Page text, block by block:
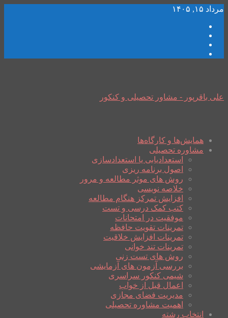
مرداد ۱۵, ۱۴۰۵
علی باقرپور - مشاور تحصیلی و کنکور
همایش‌ها و کارگاه‌ها
مشاوره تحصیلی
استعدادیابی یا استعدادسازی
اصول برنامه ریزی
روش های موثر مطالعه و مرور
خلاصه نویسی
افزایش تمرکز هنگام مطالعه
کتب کمک درسی و تست
موفقیت در امتحانات
تمرینات تقویت حافظه
تمرینات افزایش خلاقیت
تمرینات تند خوانی
روش های تست زنی
بررسی آزمون های آزمایشی
شیمی کنکور سراسری
اعمال قبل از خواب
مدیریت فضای مجازی
اهمیت مشاوره تحصیلی
انتخاب رشته